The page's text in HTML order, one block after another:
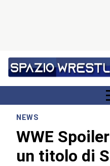
NEWS
WWE
un titolo di